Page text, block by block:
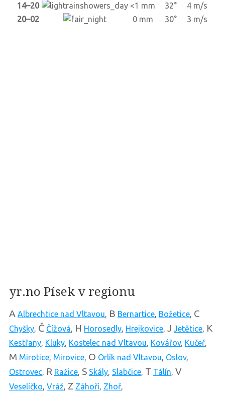
14–20
<1 mm 32°
4 m/s
20–02
0 mm 30° 3 m/s
yr.no Písek v regionu
A Albrechtice nad Vltavou, B Bernartice, Božetice, C
Chyšky, Č Čížová, H Horosedly, Hrejkovice, J Jetětice, K
Kestřany, Kluky, Kostelec nad Vltavou, Kovářov, Kučeř,
M Mirotice, Mirovice, O Orlík nad Vltavou, Oslov,
Ostrovec, R Ražice, S Skály, Slabčice, T Tálín, V
Veselíčko, Vráž, Z Záhoří, Zhoř,